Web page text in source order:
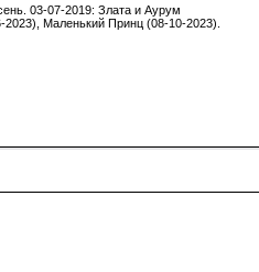
03-07-2019: Злата и Аурум
Маленький Принц (08-10-2023).